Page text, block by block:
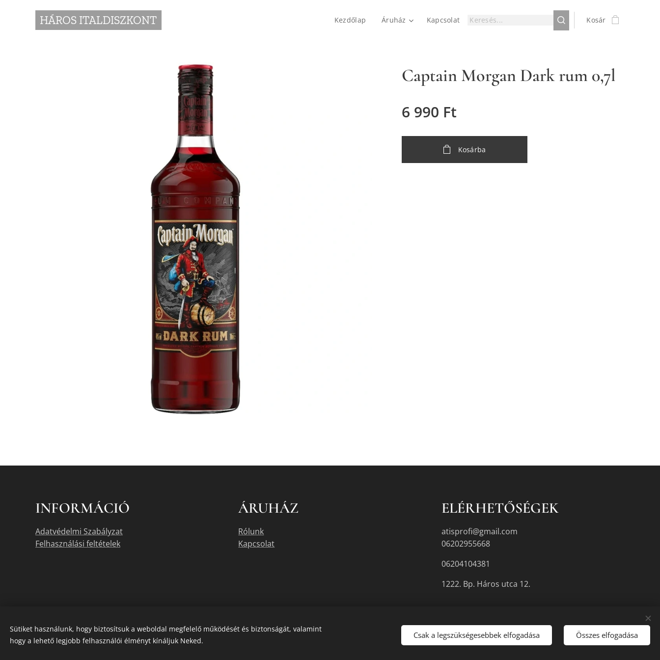
HÁROS ITALDISZKONT Kezdőlap Áruház Kapcsolat Kosár
Captain Morgan Dark rum 0,7l
6 990 Ft
Kosárba
INFORMÁCIÓ
Adatvédelmi Szabályzat
Felhasználási feltételek
ÁRUHÁZ
Rólunk
Kapcsolat
ELÉRHETŐSÉGEK
atisprofi@gmail.com
06202955668
06204104381
1222. Bp. Háros utca 12.
A termékek aktuális készletéről érdeklődjön az üzletben, vagy a megadott elérhetőségek egyikén. Sütik
Sütiket használunk, hogy biztosítsuk a weboldal megfelelő működését és biztonságát, valamint
hogy a lehető legjobb felhasználói élményt kínáljuk Neked.
Csak a legszükségesebbek elfogadása Összes elfogadása